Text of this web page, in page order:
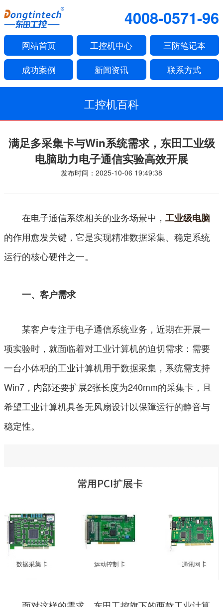
4008-0571-96
网站首页 工控机中心 三防笔记本
成功案例 新闻资讯 联系方式
工控机百科
满足多采集卡与Win系统需求，东田工业级
电脑助力电子通信实验高效开展
发布时间：2025-10-06 19:49:38
在电子通信系统相关的业务场景中，工业级电脑
的作用愈发关键，它是实现精准数据采集、稳定系统
运行的核心硬件之一。
一、客户需求
某客户专注于电子通信系统业务，近期在开展一
项实验时，就面临着对工业计算机的迫切需求：需要
一台小体积的工业计算机用于数据采集，系统需支持
Win7，内部还要扩展2张长度为240mm的采集卡，且
希望工业计算机具备无风扇设计以保障运行的静音与
稳定性。